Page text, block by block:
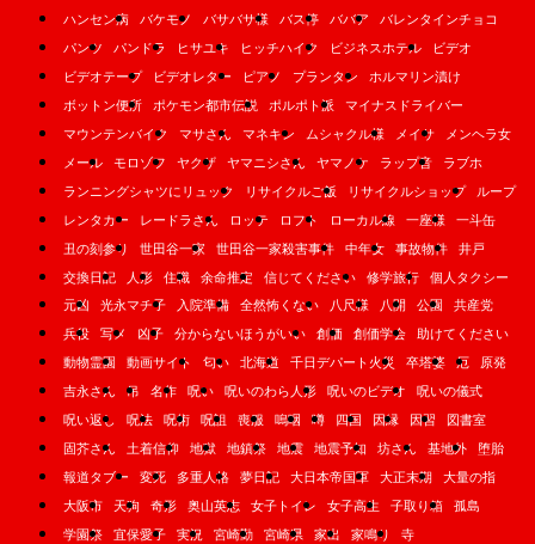
ハンセン病
バケモノ バサバサ様 バス停 ババア
バレンタインチョコ
パンツ
パンドラ ヒサユキ ヒッチハイク ビジネスホテル
ビデオ
ビデオテープ
ビデオレター ピアノ プランタン
ホルマリン漬け
ボットン便所
ポケモン都市伝説 ポルポト派
マイナスドライバー
マウンテンバイク
マサさん マネキン ムシャクル様 メイサ
メンヘラ女
メール
モロゾフ ヤクザ ヤマニシさん ヤマノケ ラップ音
ラブホ
ランニングシャツにリュック
リサイクルご飯 リサイクルショップ
ループ
レンタカー
レードラさん ロッテ ロフト ローカル線 一座様
一斗缶
丑の刻参り
世田谷一家 世田谷一家殺害事件 中年女 事故物件
井戸
交換日記
人形 住職 余命推定 信じてください 修学旅行
個人タクシー
元凶
光永マチ子 入院準備 全然怖くない 八尺様 八開 公園
共産党
兵役
写メ 凶子 分からないほうがいい 創価 創価学会
助けてください
動物霊園
動画サイト 匂い 北海道 千日デパート火災 卒塔婆 厄
原発
吉永さん
吊 名作 呪い 呪いのわら人形 呪いのビデオ
呪いの儀式
呪い返し
呪法 呪術 呪詛 喪服 嗚咽 噂 四国 因縁 因習
図書室
固芥さん
土着信仰 地獄 地鎮祭 地震 地震予知 坊さん 基地外
堕胎
報道タブー
変死 多重人格 夢日記 大日本帝国軍 大正末期
大量の指
大阪市
天狗 奇形 奥山英志 女子トイレ 女子高生 子取り箱
孤島
学園祭
宜保愛子 実況 宮崎勤 宮崎県 家出 家鳴り
寺